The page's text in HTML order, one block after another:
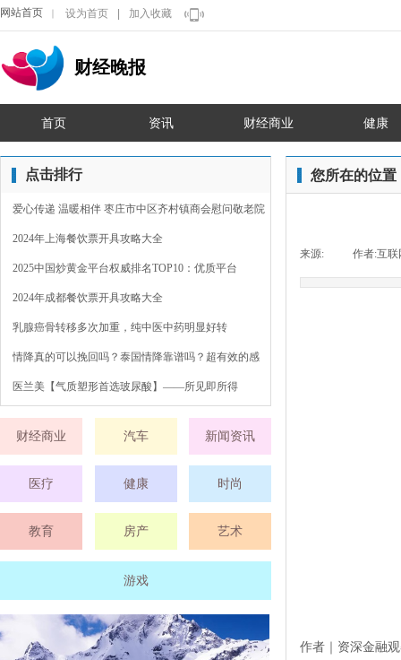
网站首页 设为首页 加入收藏
财经晚报
首页 资讯 财经商业 健康
点击排行 您所在的位置
来源: 作者:互联
作者｜资深金融
爱心传递 温暖相伴 枣庄市中区齐村镇商会慰问敬老院
2024年上海餐饮票开具攻略大全
2025中国炒黄金平台权威排名TOP10：优质平台
2024年成都餐饮票开具攻略大全
乳腺癌骨转移多次加重，纯中医中药明显好转
情降真的可以挽回吗？泰国情降靠谱吗？超有效的感
情裂
医兰美【气质塑形首选玻尿酸】——所见即所得
财经商业 新闻资讯
汽车
健康
医疗 时尚
教育 房产 艺术
游戏